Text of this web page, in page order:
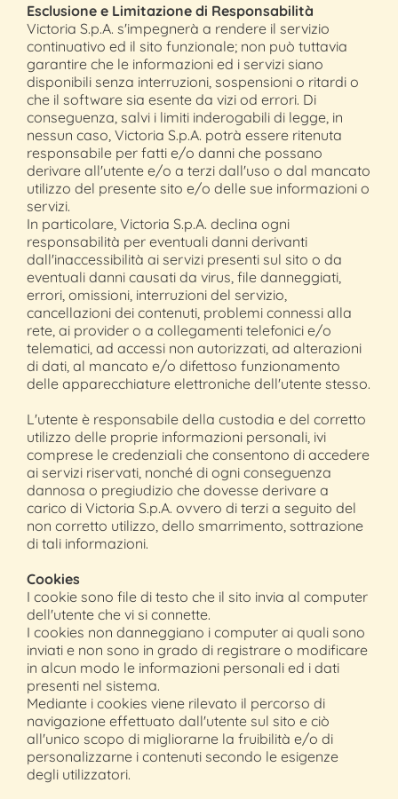
Esclusione e Limitazione di Responsabilità
Victoria S.p.A. s'impegnerà a rendere il servizio
continuativo ed il sito funzionale; non può tuttavia
garantire che le informazioni ed i servizi siano
disponibili senza interruzioni, sospensioni o ritardi o
che il software sia esente da vizi od errori. Di
conseguenza, salvi i limiti inderogabili di legge, in
nessun caso, Victoria S.p.A. potrà essere ritenuta
responsabile per fatti e/o danni che possano
derivare all'utente e/o a terzi dall'uso o dal mancato
utilizzo del presente sito e/o delle sue informazioni o
servizi.
In particolare, Victoria S.p.A. declina ogni
responsabilità per eventuali danni derivanti
dall'inaccessibilità ai servizi presenti sul sito o da
eventuali danni causati da virus, file danneggiati,
errori, omissioni, interruzioni del servizio,
cancellazioni dei contenuti, problemi connessi alla
rete, ai provider o a collegamenti telefonici e/o
telematici, ad accessi non autorizzati, ad alterazioni
di dati, al mancato e/o difettoso funzionamento
delle apparecchiature elettroniche dell'utente stesso.
L'utente è responsabile della custodia e del corretto
utilizzo delle proprie informazioni personali, ivi
comprese le credenziali che consentono di accedere
ai servizi riservati, nonché di ogni conseguenza
dannosa o pregiudizio che dovesse derivare a
carico di Victoria S.p.A. ovvero di terzi a seguito del
non corretto utilizzo, dello smarrimento, sottrazione
di tali informazioni.
Cookies
I cookie sono file di testo che il sito invia al computer
dell'utente che vi si connette.
I cookies non danneggiano i computer ai quali sono
inviati e non sono in grado di registrare o modificare
in alcun modo le informazioni personali ed i dati
presenti nel sistema.
Mediante i cookies viene rilevato il percorso di
navigazione effettuato dall'utente sul sito e ciò
all'unico scopo di migliorarne la fruibilità e/o di
personalizzarne i contenuti secondo le esigenze
degli utilizzatori.